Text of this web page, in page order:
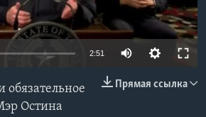
2:51
Прямая ссылка
обязательное
Остина